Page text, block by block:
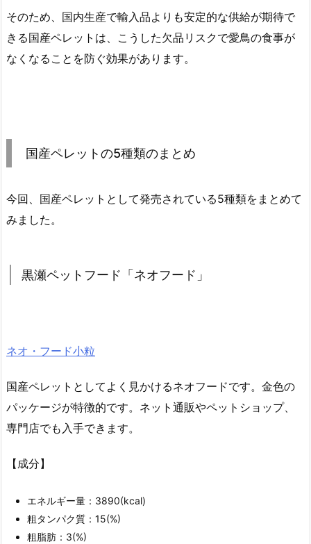
そのため、国内生産で輸入品よりも安定的な供給が期待で
きる国産ペレットは、こうした欠品リスクで愛鳥の食事が
なくなることを防ぐ効果があります。
国産ペレットの5種類のまとめ
今回、国産ペレットとして発売されている5種類をまとめて
みました。
黒瀬ペットフード「ネオフード」
ネオ・フード小粒
国産ペレットとしてよく見かけるネオフードです。金色の
パッケージが特徴的です。ネット通販やペットショップ、
専門店でも入手できます。
【成分】
エネルギー量：3890(kcal)
粗タンパク質：15(%)
粗脂肪：3(%)